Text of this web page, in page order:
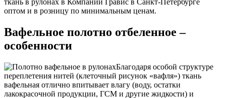
оптом и в розницу по минимальным ценам.
Вафельное полотно отбеленное –
особенности
Благодаря особой структуре
переплетения нитей (клеточный рисунок «вафля») ткань
вафельная отлично впитывает влагу (воду, остатки
лакокрасочной продукции, ГСМ и другие жидкости) и